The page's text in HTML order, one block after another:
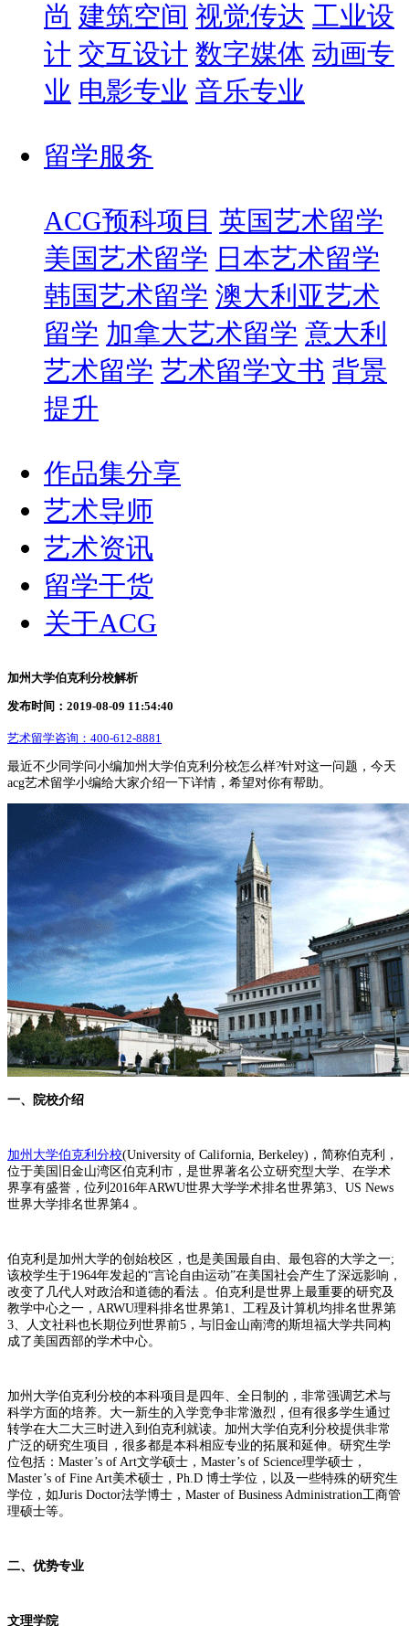
尚 建筑空间 视觉传达 工业设
计 交互设计 数字媒体 动画专
业 电影专业 音乐专业
留学服务
ACG预科项目 英国艺术留学
美国艺术留学 日本艺术留学
韩国艺术留学 澳大利亚艺术
留学 加拿大艺术留学 意大利
艺术留学 艺术留学文书 背景
提升
作品集分享
艺术导师
艺术资讯
留学干货
关于ACG
加州大学伯克利分校解析
发布时间：2019-08-09 11:54:40
艺术留学咨询： 400-612-8881
最近不少同学问小编加州大学伯克利分校怎么样?针对这一问题，今天
acg艺术留学小编给大家介绍一下详情，希望对你有帮助。
一、院校介绍
加州大学伯克利分校(University of California, Berkeley)，简称伯克利，
位于美国旧金山湾区伯克利市，是世界著名公立研究型大学、在学术
界享有盛誉，位列2016年ARWU世界大学学术排名世界第3、US News
世界大学排名世界第4 。
伯克利是加州大学的创始校区，也是美国最自由、最包容的大学之一;
该校学生于1964年发起的“言论自由运动”在美国社会产生了深远影响，
改变了几代人对政治和道德的看法 。伯克利是世界上最重要的研究及
教学中心之一，ARWU理科排名世界第1、工程及计算机均排名世界第
3、人文社科也长期位列世界前5，与旧金山南湾的斯坦福大学共同构
成了美国西部的学术中心。
加州大学伯克利分校的本科项目是四年、全日制的，非常强调艺术与
科学方面的培养。大一新生的入学竞争非常激烈，但有很多学生通过
转学在大二大三时进入到伯克利就读。加州大学伯克利分校提供非常
广泛的研究生项目，很多都是本科相应专业的拓展和延伸。研究生学
位包括：Master’s of Art文学硕士，Master’s of Science理学硕士，
Master’s of Fine Art美术硕士，Ph.D 博士学位，以及一些特殊的研究生
学位，如Juris Doctor法学博士，Master of Business Administration工商管
理硕士等。
二、优势专业
文理学院